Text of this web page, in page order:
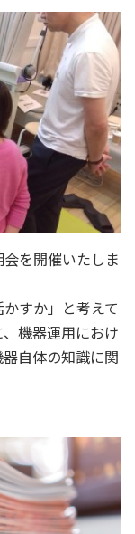
を開催いたしま
すか」と考えて
機器運用におけ
自体の知識に関